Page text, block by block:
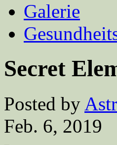
Galerie
Secret
Posted by
Feb. 6, 2019